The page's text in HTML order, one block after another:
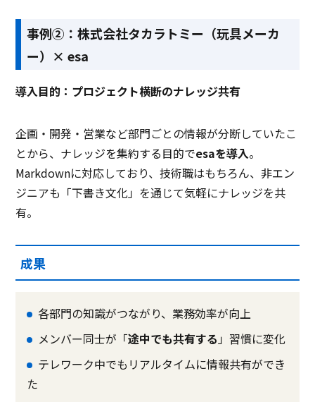
事例②：株式会社タカラトミー（玩具メーカ
ー）× esa
導入目的：プロジェクト横断のナレッジ共有
企画・開発・営業など部門ごとの情報が分断していたこ
とから、ナレッジを集約する目的でesaを導入。
Markdownに対応しており、技術職はもちろん、非エン
ジニアも「下書き文化」を通じて気軽にナレッジを共
有。
成果
各部門の知識がつながり、業務効率が向上
メンバー同士が「途中でも共有する」習慣に変化
テレワーク中でもリアルタイムに情報共有ができ
た